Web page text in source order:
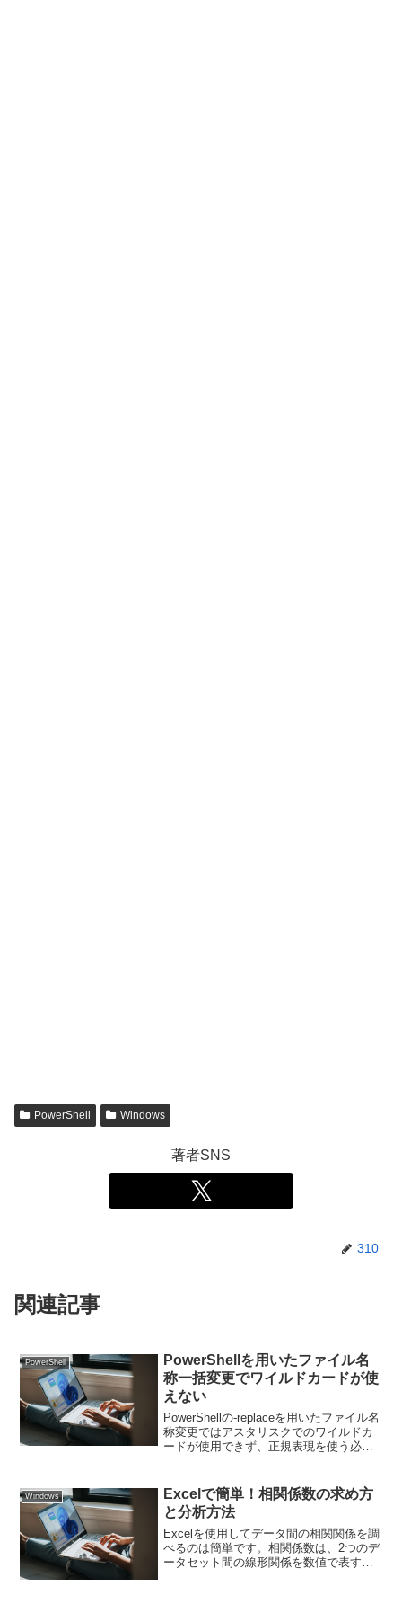
PowerShell Windows
著者SNS
310
関連記事
PowerShell
PowerShellを用いたファイル名
称一括変更でワイルドカードが使
えない
PowerShellの-replaceを用いたファイル名
称変更ではアスタリスクでのワイルドカ
ードが使用できず、正規表現を使う必要
hoge* の部分を変更し...
Windows
Excelで簡単！相関係数の求め方
と分析方法
Excelを使用してデータ間の相関関係を調
べるのは簡単です。相関係数は、2つのデ
ータセット間の線形関係を数値で表す指